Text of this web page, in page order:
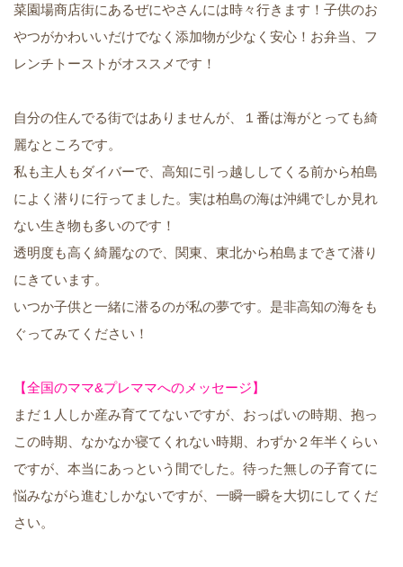
菜園場商店街にあるぜにやさんには時々行きます！子供のお
やつがかわいいだけでなく添加物が少なく安心！お弁当、フ
レンチトーストがオススメです！
自分の住んでる街ではありませんが、１番は海がとっても綺
麗なところです。
私も主人もダイバーで、高知に引っ越ししてくる前から柏島
によく潜りに行ってました。実は柏島の海は沖縄でしか見れ
ない生き物も多いのです！
透明度も高く綺麗なので、関東、東北から柏島まできて潜り
にきています。
いつか子供と一緒に潜るのが私の夢です。是非高知の海をも
ぐってみてください！
【全国のママ&プレママへのメッセージ】
まだ１人しか産み育ててないですが、おっぱいの時期、抱っ
この時期、なかなか寝てくれない時期、わずか２年半くらい
ですが、本当にあっという間でした。待った無しの子育てに
悩みながら進むしかないですが、一瞬一瞬を大切にしてくだ
さい。